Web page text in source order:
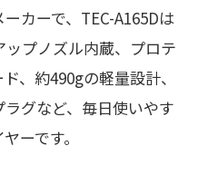
カーで、TEC-A165Dは
プノズル内蔵、プロテ
、約490gの軽量設計、
グなど、毎日使いやす
ーです。